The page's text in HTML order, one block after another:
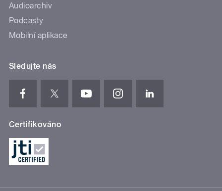
Audioarchiv
Podcasty
Mobilní aplikace
Sledujte nás
Certifikováno